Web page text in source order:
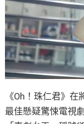
《Oh！珠仁君》
最佳懸疑驚悚電視